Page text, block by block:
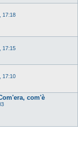
17:18
17:15
17:10
com'è